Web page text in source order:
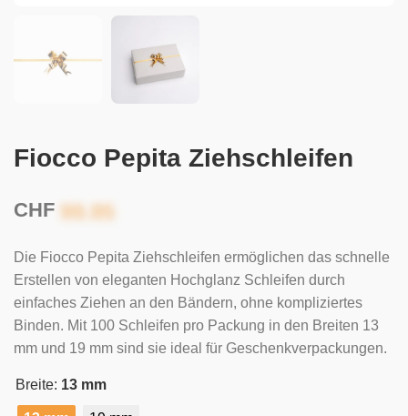
Fiocco Pepita Ziehschleifen
CHF
Die Fiocco Pepita Ziehschleifen ermöglichen das schnelle
Erstellen von eleganten Hochglanz Schleifen durch
einfaches Ziehen an den Bändern, ohne kompliziertes
Binden. Mit 100 Schleifen pro Packung in den Breiten 13
mm und 19 mm sind sie ideal für Geschenkverpackungen.
Breite: 13 mm